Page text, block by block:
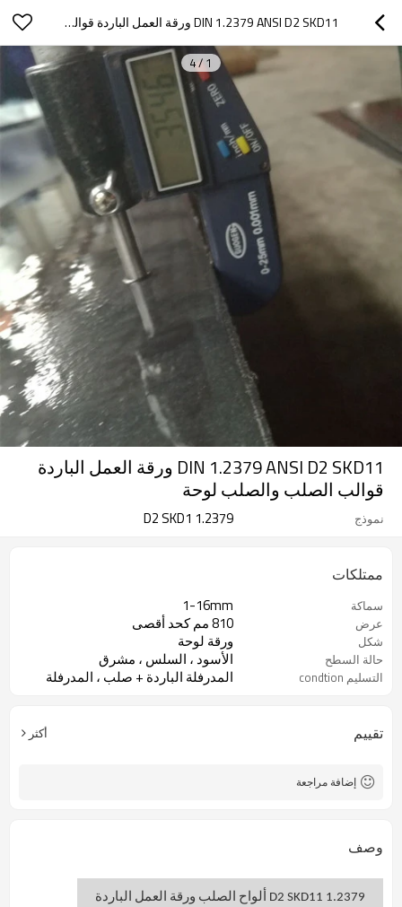
DIN 1.2379 ANSI D2 SKD11 ورقة العمل الباردة قوالب الصلب والصلب لوحة
1
/
4
DIN 1.2379 ANSI D2 SKD11 ورقة العمل الباردة
قوالب الصلب والصلب لوحة
نموذج 1.2379 D2 SKD1
ممتلكات
سماكة 1-16mm
عرض 810 مم كحد أقصى
شكل ورقة لوحة
حالة السطح الأسود ، السلس ، مشرق
التسليم condtion
المدرفلة الباردة + صلب ، المدرفلة
تقييم أكثر
إضافة مراجعة
وصف
1.2379 D2 SKD11 ألواح الصلب ورقة العمل الباردة